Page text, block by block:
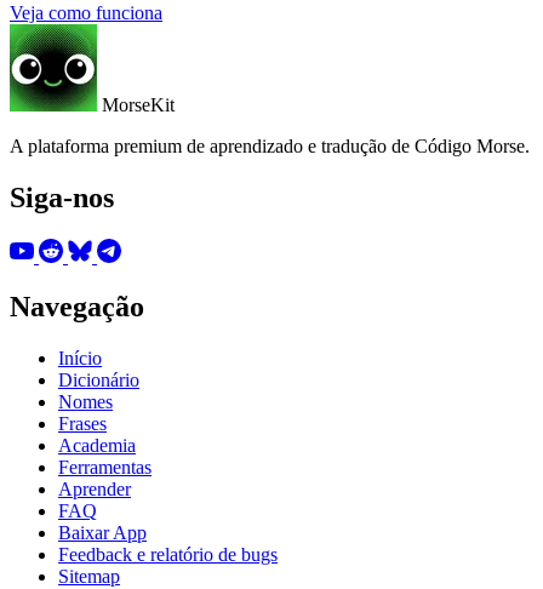
Veja como funciona
MorseKit
A plataforma premium de aprendizado e tradução de Código Morse.
Siga-nos
Navegação
Início
Dicionário
Nomes
Frases
Academia
Ferramentas
Aprender
FAQ
Baixar App
Feedback e relatório de bugs
Sitemap